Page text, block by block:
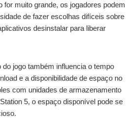
for muito grande, os jogadores podem
de fazer escolhas difíceis sobre
desinstalar para liberar
jogo também influencia o tempo
e a disponibilidade de espaço no
com unidades de armazenamento
5, o espaço disponível pode se